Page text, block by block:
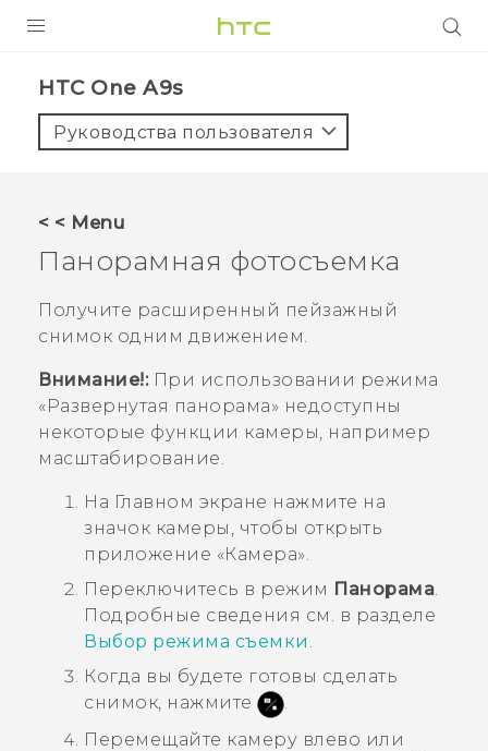
5G
ПОДДЕРЖКА
HTC One A9s‎
Руководства пользователя
< < Menu
Панорамная фотосъемка
Получите расширенный пейзажный
снимок одним движением.
Внимание!:При использовании режима
«Развернутая панорама» недоступны
некоторые функции камеры, например
масштабирование.
На Главном экране нажмите на
значок камеры, чтобы открыть
приложение «Камера».
Переключитесь в режим Панорама.
Подробные сведения см. в разделе
Выбор режима съемки .
Когда вы будете готовы сделать
снимок, нажмите
.
Перемещайте камеру влево или